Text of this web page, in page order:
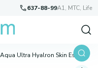
637-88-99A1, МТС, Life
Super Aqua Ultra Hyalron Skin Essence, 200 мл